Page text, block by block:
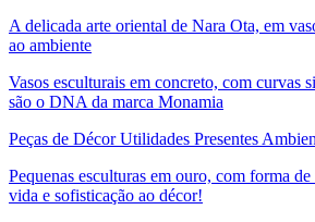
A delicada arte oriental de Nara Ota, em
ao ambiente
Vasos esculturais em concreto, com curvas
são o DNA da marca Monamia
Peças de Décor Utilidades Presentes
Pequenas esculturas em ouro, com forma
vida e sofisticação ao décor!